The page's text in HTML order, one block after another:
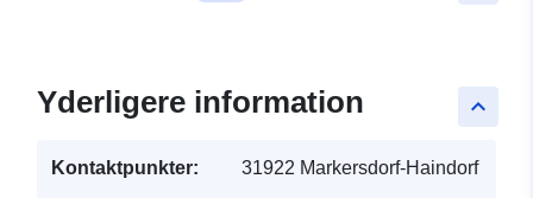
keyboard_arrow_up
Yderligere information
Kontaktpunkter: 31922 Markersdorf-Haindorf